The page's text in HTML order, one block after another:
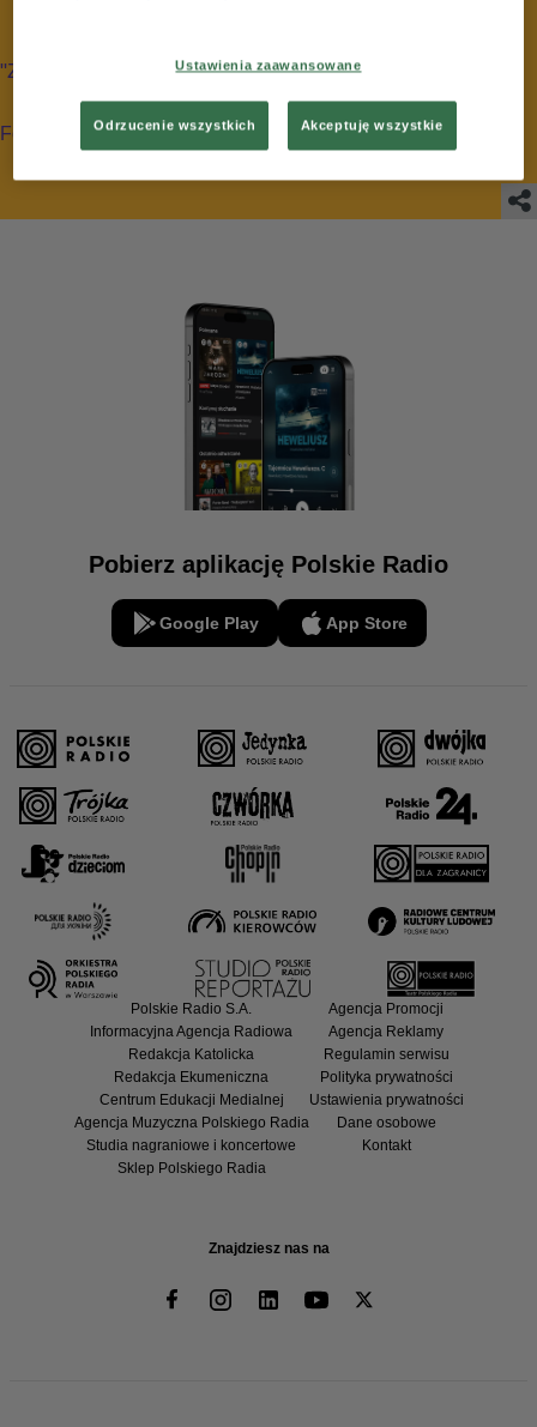
"Z głową w górach" Ustrzyki Dolne
Foto: PR
Pobierz aplikację Polskie Radio
Google Play App Store
Znajdziesz nas na
Polskie Radio S.A.
Informacyjna Agencja Radiowa
Redakcja Katolicka
Redakcja Ekumeniczna
Centrum Edukacji Medialnej
Agencja Muzyczna Polskiego Radia
Studia nagraniowe i koncertowe
Sklep Polskiego Radia
Agencja Promocji
Agencja Reklamy
Regulamin serwisu
Polityka prywatności
Ustawienia prywatności
Dane osobowe
Kontakt
Ustawienia zaawansowane
Odrzucenie wszystkich Akceptuję wszystkie